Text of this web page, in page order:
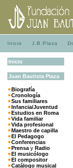
Inicio J.B.Plaza
Inicio
Juan Bautista Plaza
Biografía
Cronología
Sus familiares
Infancia/Juventud
Estudios en Roma
Vida familiar
Vida profesional
Maestro de capilla
El Pedagogo
Conferencias
Prensa y Radio
El musicólogo
El compositor
Catálogo musical